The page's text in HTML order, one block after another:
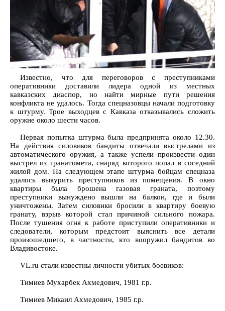
Известно, что для переговоров с преступниками
оперативники доставили лидера одной из местных
кавказских диаспор, но найти мирные пути решения
конфликта не удалось. Тогда спецназовцы начали подготовку
к штурму. Трое выходцев с Кавказа отказывались сложить
оружие около шести часов.
Первая попытка штурма была предпринята около 12.30.
На действия силовиков бандиты отвечали выстрелами из
автоматического оружия, а также успели произвести один
выстрел из гранатомета, снаряд которого попал в соседний
жилой дом. На следующем этапе штурма бойцам спецназа
удалось выкурить преступников из помещения. В окно
квартиры была брошена газовая граната, поэтому
преступники вынуждено вышли на балкон, где и были
уничтожены. Затем силовики бросили в квартиру боевую
гранату, взрыв которой стал причиной сильного пожара.
После тушения огня к работе приступили оперативники и
следователи, которым предстоит выяснить все детали
произошедшего, в частности, кто вооружил бандитов во
Владивостоке.
VL.ru стали известны личности убитых боевиков:
Тимиев Мухарбек Ахмедович, 1981 г.р.
Тимиев Микаил Ахмедович, 1985 г.р.